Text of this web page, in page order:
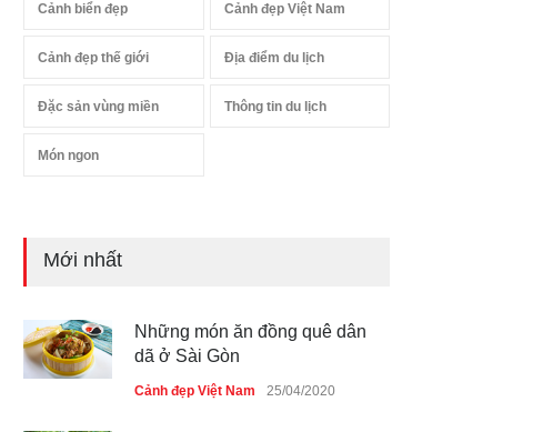
Cảnh biển đẹp Cảnh đẹp Việt Nam
Cảnh đẹp thế giới Địa điểm du lịch
Đặc sản vùng miền Thông tin du lịch
Món ngon
Mới nhất
Những món ăn đồng quê dân
dã ở Sài Gòn
Cảnh đẹp Việt Nam 25/04/2020